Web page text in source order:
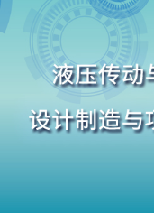
们
新
闻
心